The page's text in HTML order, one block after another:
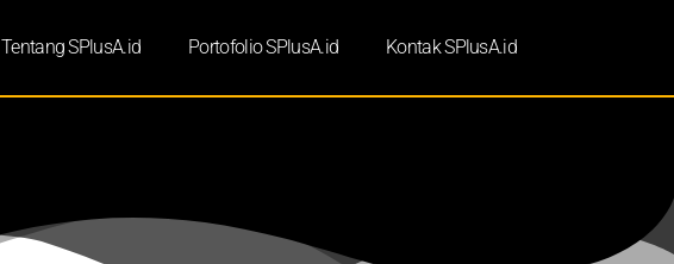
Tentang SPlusA.id Portofolio SPlusA.id Kontak SPlusA.id